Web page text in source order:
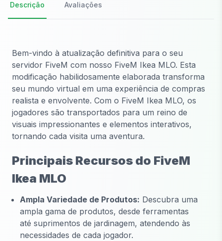
Descrição Avaliações
Bem-vindo à atualização definitiva para o seu
servidor FiveM com nosso FiveM Ikea MLO. Esta
modificação habilidosamente elaborada transforma
seu mundo virtual em uma experiência de compras
realista e envolvente. Com o FiveM Ikea MLO, os
jogadores são transportados para um reino de
visuais impressionantes e elementos interativos,
tornando cada visita uma aventura.
Principais Recursos do FiveM
Ikea MLO
Ampla Variedade de Produtos: Descubra uma
ampla gama de produtos, desde ferramentas
até suprimentos de jardinagem, atendendo às
necessidades de cada jogador.